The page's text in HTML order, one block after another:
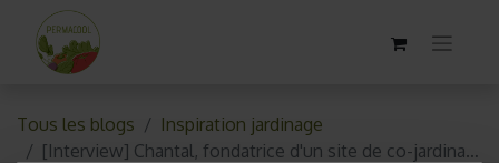
Tous les blogs
Inspiration jardinage
[Interview] Chantal, fondatrice d'un site de co-jardinage